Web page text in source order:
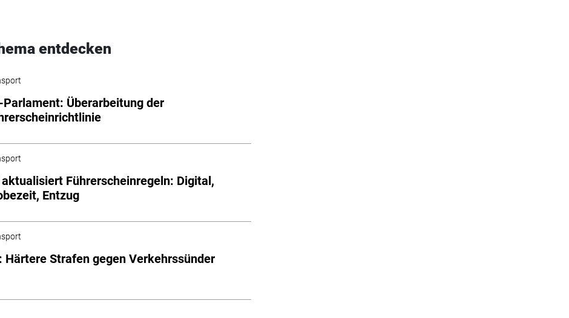
entdecken
Parlament: Überarbeitung der
aktualisiert Führerscheinregeln: Digital,
Entzug
Härtere Strafen gegen Verkehrssünder